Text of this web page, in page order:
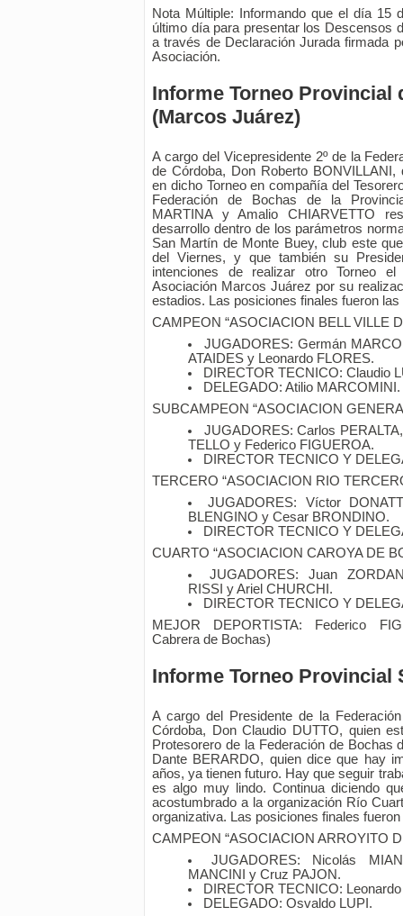
Nota Múltiple: Informando que el día 15
último día para presentar los Descensos
a través de Declaración Jurada firmada
Asociación.
Informe Torneo Provincial
(Marcos Juárez)
A cargo del Vicepresidente 2º de la
de Córdoba, Don Roberto
en dicho Torneo en compañía del
Federación de Bochas de la
MARTINA y Amalio CHIARVETTO
desarrollo dentro de los parámetros
San Martín de Monte Buey, club este
del Viernes, y que también su
intenciones de realizar otro Torneo
Asociación Marcos Juárez por su
estadios. Las posiciones finales fueron las
CAMPEON “ASOCIACION BELL VILLE
JUGADORES: Germán
ATAIDES y Leonardo FLORES.
DIRECTOR TECNICO: Claudio
DELEGADO: Atilio MARCOMINI.
SUBCAMPEON “ASOCIACION
JUGADORES: Carlos
TELLO y Federico FIGUEROA.
DIRECTOR TECNICO Y
TERCERO “ASOCIACION RIO
JUGADORES: Víctor
BLENGINO y Cesar BRONDINO.
DIRECTOR TECNICO Y
CUARTO “ASOCIACION CAROYA DE
JUGADORES: Juan
RISSI y Ariel CHURCHI.
DIRECTOR TECNICO Y
MEJOR DEPORTISTA: Federico
Cabrera de Bochas)
Informe Torneo Provincial
A cargo del Presidente de la
Córdoba, Don Claudio DUTTO, quien
Protesorero de la Federación de Bochas
Dante BERARDO, quien dice que hay
años, ya tienen futuro. Hay que seguir
es algo muy lindo. Continua diciendo
acostumbrado a la organización Río
organizativa. Las posiciones finales
CAMPEON “ASOCIACION ARROYITO
JUGADORES: Nicolás
MANCINI y Cruz PAJON.
DIRECTOR TECNICO:
DELEGADO: Osvaldo LUPI.